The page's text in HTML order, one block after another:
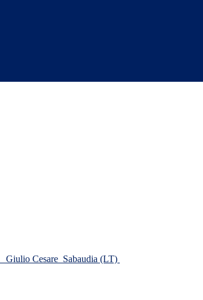
Giulio Cesare Sabaudia (LT)